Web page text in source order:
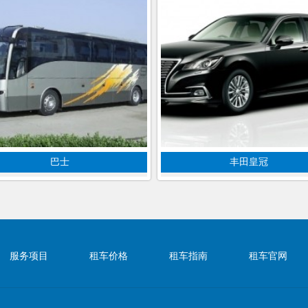
巴士 丰田皇冠
服务项目 租车价格 租车指南 租车官网